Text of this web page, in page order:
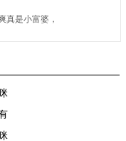
真是小富婆，